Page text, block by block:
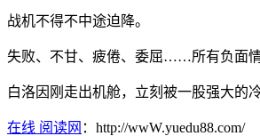
战机不得不中途迫降。
失败、不甘、疲倦、委屈……所有负面
白洛因刚走出机舱，立刻被一股强大的
在线 阅读网 ：http://wwW.yuedu88.com/